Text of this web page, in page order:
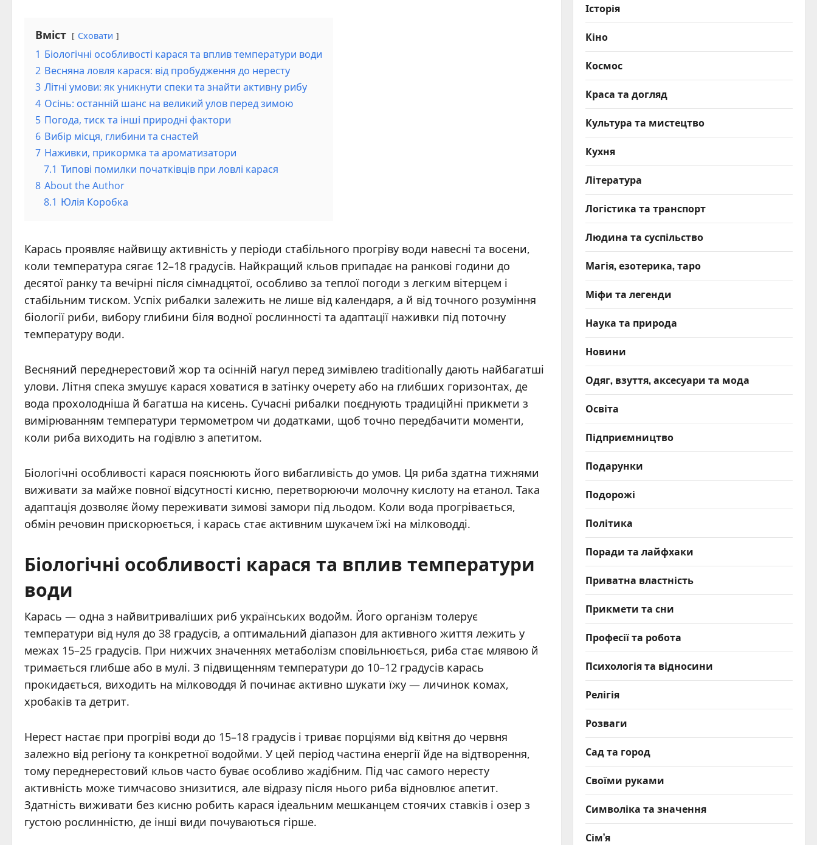
Вміст Сховати
1 Біологічні особливості карася та вплив температури води
2 Весняна ловля карася: від пробудження до нересту
3 Літні умови: як уникнути спеки та знайти активну рибу
4 Осінь: останній шанс на великий улов перед зимою
5 Погода, тиск та інші природні фактори
6 Вибір місця, глибини та снастей
7 Наживки, прикормка та ароматизатори
7.1 Типові помилки початківців при ловлі карася
8 About the Author
8.1 Юлія Коробка
Карась проявляє найвищу активність у періоди стабільного прогріву води навесні та восени,
коли температура сягає 12–18 градусів. Найкращий кльов припадає на ранкові години до
десятої ранку та вечірні після сімнадцятої, особливо за теплої погоди з легким вітерцем і
стабільним тиском. Успіх рибалки залежить не лише від календаря, а й від точного розуміння
біології риби, вибору глибини біля водної рослинності та адаптації наживки під поточну
температуру води.
Весняний переднерестовий жор та осінній нагул перед зимівлею traditionally дають найбагатші
улови. Літня спека змушує карася ховатися в затінку очерету або на глибших горизонтах, де
вода прохолодніша й багатша на кисень. Сучасні рибалки поєднують традиційні прикмети з
вимірюванням температури термометром чи додатками, щоб точно передбачити моменти,
коли риба виходить на годівлю з апетитом.
Біологічні особливості карася пояснюють його вибагливість до умов. Ця риба здатна тижнями
виживати за майже повної відсутності кисню, перетворюючи молочну кислоту на етанол. Така
адаптація дозволяє йому переживати зимові замори під льодом. Коли вода прогрівається,
обмін речовин прискорюється, і карась стає активним шукачем їжі на мілководді.
Біологічні особливості карася та вплив температури
води
Карась — одна з найвитриваліших риб українських водойм. Його організм толерує
температури від нуля до 38 градусів, а оптимальний діапазон для активного життя лежить у
межах 15–25 градусів. При нижчих значеннях метаболізм сповільнюється, риба стає млявою й
тримається глибше або в мулі. З підвищенням температури до 10–12 градусів карась
прокидається, виходить на мілководдя й починає активно шукати їжу — личинок комах,
хробаків та детрит.
Нерест настає при прогріві води до 15–18 градусів і триває порціями від квітня до червня
залежно від регіону та конкретної водойми. У цей період частина енергії йде на відтворення,
тому переднерестовий кльов часто буває особливо жадібним. Під час самого нересту
активність може тимчасово знизитися, але відразу після нього риба відновлює апетит.
Здатність виживати без кисню робить карася ідеальним мешканцем стоячих ставків і озер з
густою рослинністю, де інші види почуваються гірше.
Історія
Кіно
Космос
Краса та догляд
Культура та мистецтво
Кухня
Література
Логістика та транспорт
Людина та суспільство
Магія, езотерика, таро
Міфи та легенди
Наука та природа
Новини
Одяг, взуття, аксесуари та мода
Освіта
Підприємництво
Подарунки
Подорожі
Політика
Поради та лайфхаки
Приватна властність
Прикмети та сни
Професії та робота
Психологія та відносини
Релігія
Розваги
Сад та город
Своїми руками
Символіка та значення
Сім’я